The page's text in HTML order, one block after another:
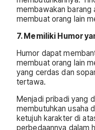
membawakan barang
membuat orang lain
7. Memiliki Humor
Humor dapat
membuat orang lain
yang cerdas dan
tertawa.
Menjadi pribadi yang
membutuhkan usaha
ketujuh karakter di
perbedaannya dalam